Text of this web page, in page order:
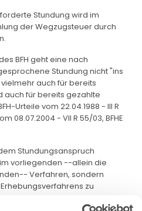
Stundung wird im
der Wegzugsteuer durch
BFH geht eine nach
Stundung nicht "ins
auch für bereits
auch für bereits gezahlte
Urteile vom 22.04.1988 - III R
08.07.2004 - VII R 55/03, BFHE
Stundungsanspruch
vorliegenden --allein die
Verfahren, sondern
zu